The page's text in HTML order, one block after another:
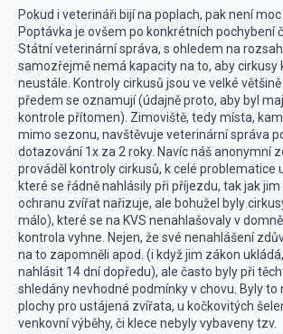
Pokud i veterináři bijí na poplach, pak není
Poptávka je ovšem po konkrétních pochybení
Státní veterinární správa, s ohledem na
samozřejmě nemá kapacity na to, aby cirkusy
neustále. Kontroly cirkusů jsou ve velké
předem se oznamují (údajně proto, aby byl
kontrole přítomen). Zimoviště, tedy místa,
mimo sezonu, navštěvuje veterinární správa
dotazování 1x za 2 roky. Navíc náš anonymní
prováděl kontroly cirkusů, k celé problematice
které se řádně nahlásily při příjezdu, tak jak
ochranu zvířat nařizuje, ale bohužel byly
málo), které se na KVS nenahlašovaly v
kontrola vyhne. Nejen, že své nenahlášení
na to zapomněli apod. (i když jim zákon
nahlásit 14 dní dopředu), ale často byly při
shledány nevhodné podmínky v chovu. Byly to
plochy pro ustájená zvířata, u kočkovitých
venkovní výběhy, či klece nebyly vybaveny tzv.